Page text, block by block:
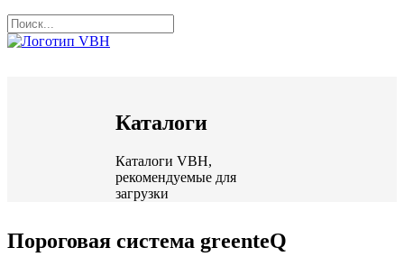
Каталоги
Каталоги VBH,
рекомендуемые для
загрузки
Пороговая система greenteQ